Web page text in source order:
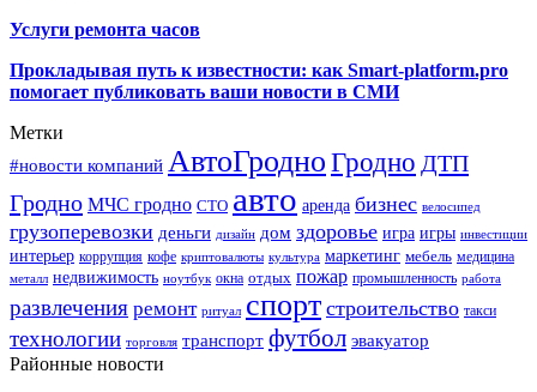
Услуги ремонта часов
Прокладывая путь к известности: как Smart-platform.pro
помогает публиковать ваши новости в СМИ
Метки
#новости компаний АвтоГродноГродно ДТП
Гродно МЧС гродно СТО авто аренда бизнес велосипед
грузоперевозки деньги дизайн дом здоровье игра игры инвестиции
интерьер коррупция кофе криптовалюты культура маркетинг мебель медицина
металл недвижимость ноутбук окна отдых пожар промышленность работа
развлечения ремонт ритуал спорт строительство такси
технологии торговля транспорт футбол эвакуатор
Районные новости